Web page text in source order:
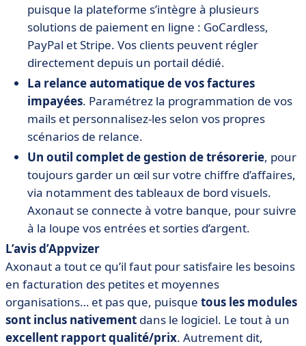
puisque la plateforme s’intègre à plusieurs
solutions de paiement en ligne : GoCardless,
PayPal et Stripe. Vos clients peuvent régler
directement depuis un portail dédié.
La relance automatique de vos factures
impayées. Paramétrez la programmation de vos
mails et personnalisez-les selon vos propres
scénarios de relance.
Un outil complet de gestion de trésorerie, pour
toujours garder un œil sur votre chiffre d’affaires,
via notamment des tableaux de bord visuels.
Axonaut se connecte à votre banque, pour suivre
à la loupe vos entrées et sorties d’argent.
L’avis d’Appvizer
Axonaut a tout ce qu’il faut pour satisfaire les besoins
en facturation des petites et moyennes
organisations… et pas que, puisque tous les modules
sont inclus nativement dans le logiciel. Le tout à un
excellent rapport qualité/prix. Autrement dit,